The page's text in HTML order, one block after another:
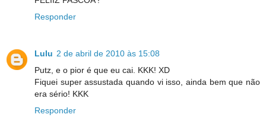
Responder
Lulu 2 de abril de 2010 às 15:08
Putz, e o pior é que eu cai. KKK! XD
Fiquei super assustada quando vi isso, ainda bem que não
era sério! KKK
Responder